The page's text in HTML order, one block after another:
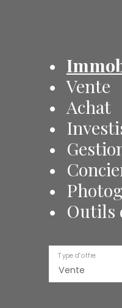
Vente
Achat
Outils
Vente
Type d'offre